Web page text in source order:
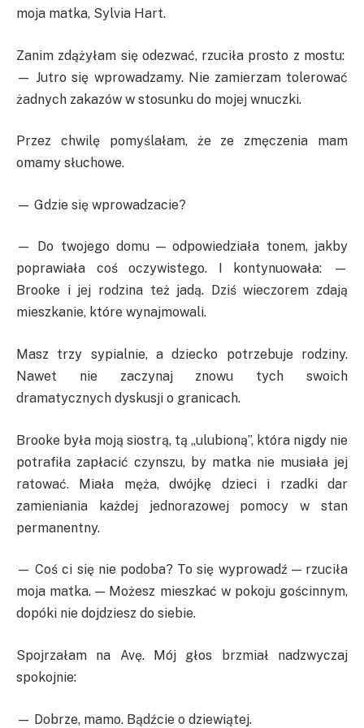
moja matka, Sylvia Hart.
Zanim zdążyłam się odezwać, rzuciła prosto z mostu:
— Jutro się wprowadzamy. Nie zamierzam tolerować
żadnych zakazów w stosunku do mojej wnuczki.
Przez chwilę pomyślałam, że ze zmęczenia mam
omamy słuchowe.
— Gdzie się wprowadzacie?
— Do twojego domu — odpowiedziała tonem, jakby
poprawiała coś oczywistego. I kontynuowała: —
Brooke i jej rodzina też jadą. Dziś wieczorem zdają
mieszkanie, które wynajmowali.
Masz trzy sypialnie, a dziecko potrzebuje rodziny.
Nawet nie zaczynaj znowu tych swoich
dramatycznych dyskusji o granicach.
Brooke była moją siostrą, tą „ulubioną”, która nigdy nie
potrafiła zapłacić czynszu, by matka nie musiała jej
ratować. Miała męża, dwójkę dzieci i rzadki dar
zamieniania każdej jednorazowej pomocy w stan
permanentny.
— Coś ci się nie podoba? To się wyprowadź — rzuciła
moja matka. — Możesz mieszkać w pokoju gościnnym,
dopóki nie dojdziesz do siebie.
Spojrzałam na Avę. Mój głos brzmiał nadzwyczaj
spokojnie:
— Dobrze, mamo. Bądźcie o dziewiątej.